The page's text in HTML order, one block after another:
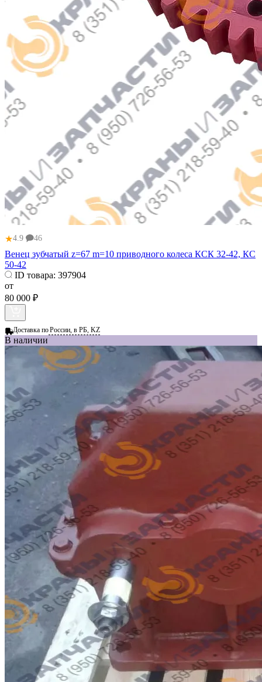
★4.9 46
Венец зубчатый z=67 m=10 приводного колеса КСК 32-42, КС
50-42
ID товара: 397904
от
80 000 ₽
Доставка поРоссии, в РБ, KZ
В наличии